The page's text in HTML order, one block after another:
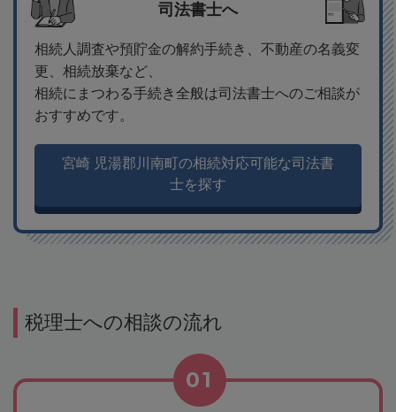
司法書士へ
相続人調査や預貯金の解約手続き、不動産の名義変
更、相続放棄など、
相続にまつわる手続き全般は司法書士へのご相談が
おすすめです。
宮崎 児湯郡川南町の相続対応可能な司法書
士を探す
税理士への相談の流れ
01